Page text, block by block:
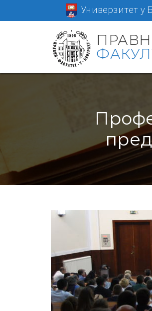
Универзитет у